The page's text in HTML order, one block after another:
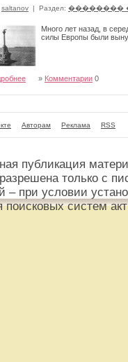
saltanov | Раздел: ��������
Много лет назад, в
силы Европы были
» Комментарии 0
Авторам Реклама RSS
публикация
только с
– при условии
поисковых систем